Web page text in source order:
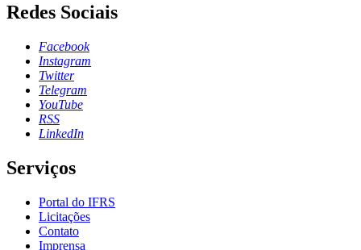
Redes Sociais
Facebook
Instagram
Twitter
Telegram
YouTube
RSS
LinkedIn
Serviços
Portal do IFRS
Licitações
Contato
Imprensa